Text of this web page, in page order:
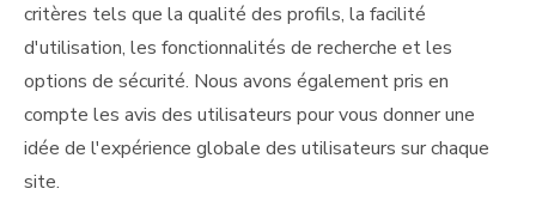
critères tels que la qualité des profils, la facilité
d'utilisation, les fonctionnalités de recherche et les
options de sécurité. Nous avons également pris en
compte les avis des utilisateurs pour vous donner une
idée de l'expérience globale des utilisateurs sur chaque
site.